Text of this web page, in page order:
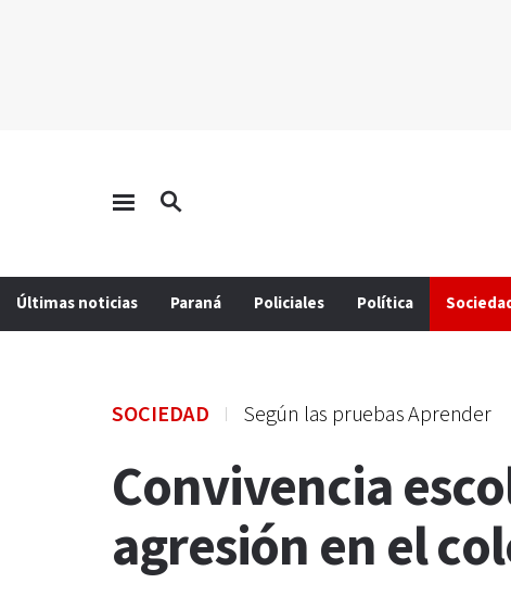
Últimas noticias Paraná Policiales Política
SOCIEDAD Según las pruebas Aprender
Convivencia
agresión en el